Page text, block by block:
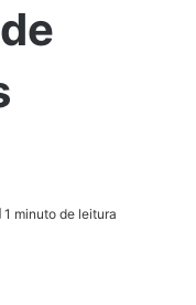
1 minuto de leitura